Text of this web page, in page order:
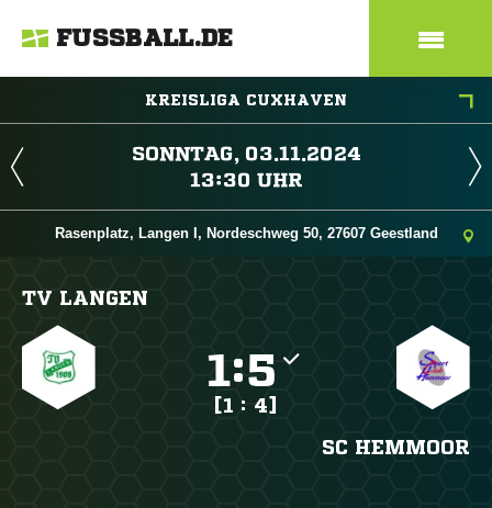
FUSSBALL.DE
KREISLIGA CUXHAVEN
 
 
Rasenplatz, Langen I, Nordeschweg 50, 27607 Geestland
TV LANGEN
:
[1 : 4]
SC HEMMOOR